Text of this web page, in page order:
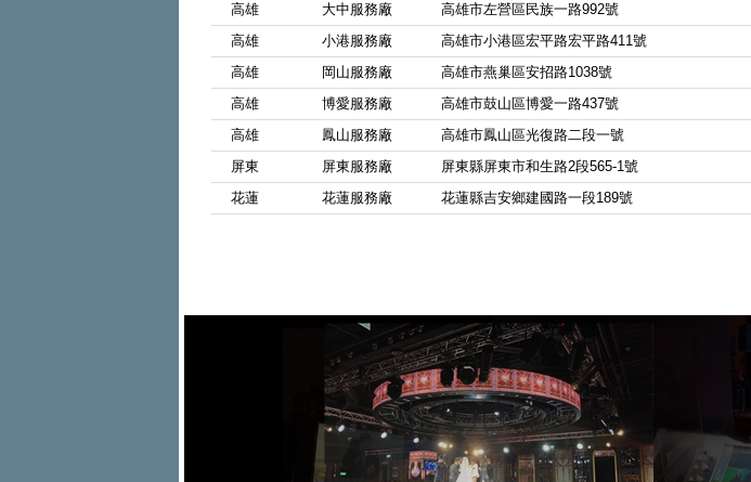
高雄
大中服務廠 高雄市左營區民族一路992號
高雄
小港服務廠 高雄市小港區宏平路宏平路411號
高雄
岡山服務廠 高雄市燕巢區安招路1038號
高雄
博愛服務廠 高雄市鼓山區博愛一路437號
高雄
鳳山服務廠 高雄市鳳山區光復路二段一號
屏東
屏東服務廠 屏東縣屏東市和生路2段565-1號
花蓮
花蓮服務廠 花蓮縣吉安鄉建國路一段189號